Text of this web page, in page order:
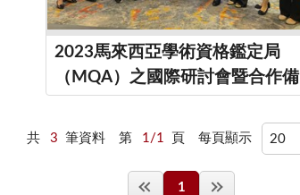
2023馬來西亞學術資格鑑定局
（MQA）之國際研討會暨合作備
共 3 筆資料 第 1/1 頁 每頁顯示
1